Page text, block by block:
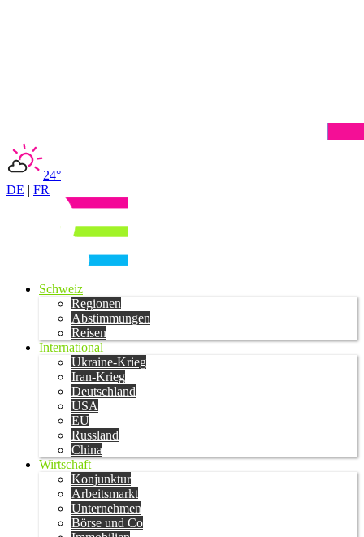
24°
DE | FR
Schweiz
Regionen
Abstimmungen
Reisen
International
Ukraine-Krieg
Iran-Krieg
Deutschland
USA
EU
Russland
China
Wirtschaft
Konjunktur
Arbeitsmarkt
Unternehmen
Börse und Co